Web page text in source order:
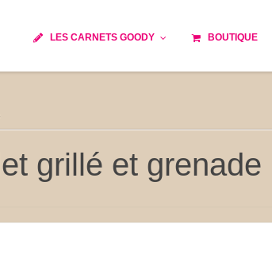
traditionnelle Repas musculation
LES CARNETS GOODY
Spécialité culinaire
Les astuces Goody
BOUTIQUE
grillé et grenade